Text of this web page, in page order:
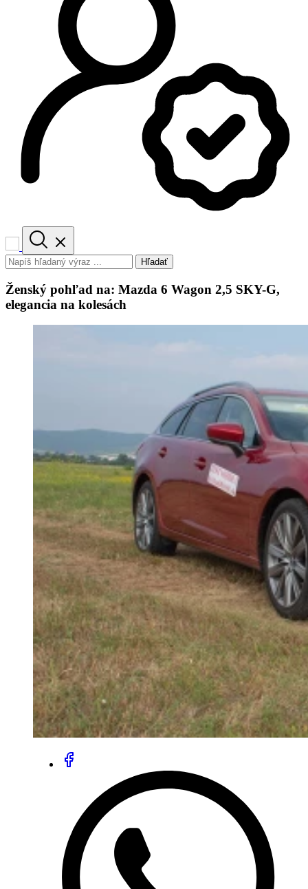
Hľadať
Ženský pohľad na: Mazda 6 Wagon 2,5 SKY-G,
elegancia na kolesách